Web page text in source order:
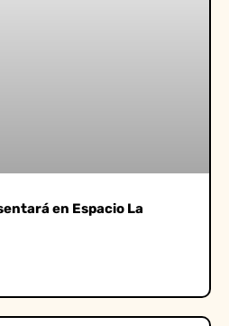
en Espacio La